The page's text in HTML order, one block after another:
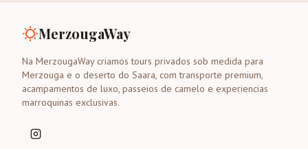
MerzougaWay
Na MerzougaWay criamos tours privados sob medida para
Merzouga e o deserto do Saara, com transporte premium,
acampamentos de luxo, passeios de camelo e experiencias
marroquinas exclusivas.